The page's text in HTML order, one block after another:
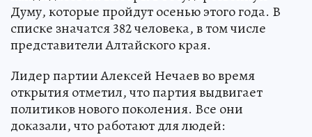
Думу, которые пройдут осенью этого года. В
списке значатся 382 человека, в том числе
представители Алтайского края.
Лидер партии Алексей Нечаев во время
открытия отметил, что партия выдвигает
политиков нового поколения. Все они
доказали, что работают для людей: